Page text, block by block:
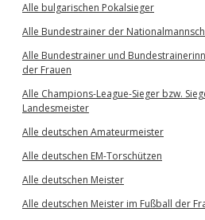
Alle bulgarischen Pokalsieger
Alle Bundestrainer der
Alle Bundestrainer und
der Frauen
Alle Champions-League-Sieger bzw.
Landesmeister
Alle deutschen Amateurmeister
Alle deutschen EM-Torschützen
Alle deutschen Meister
Alle deutschen Meister im Fußball der